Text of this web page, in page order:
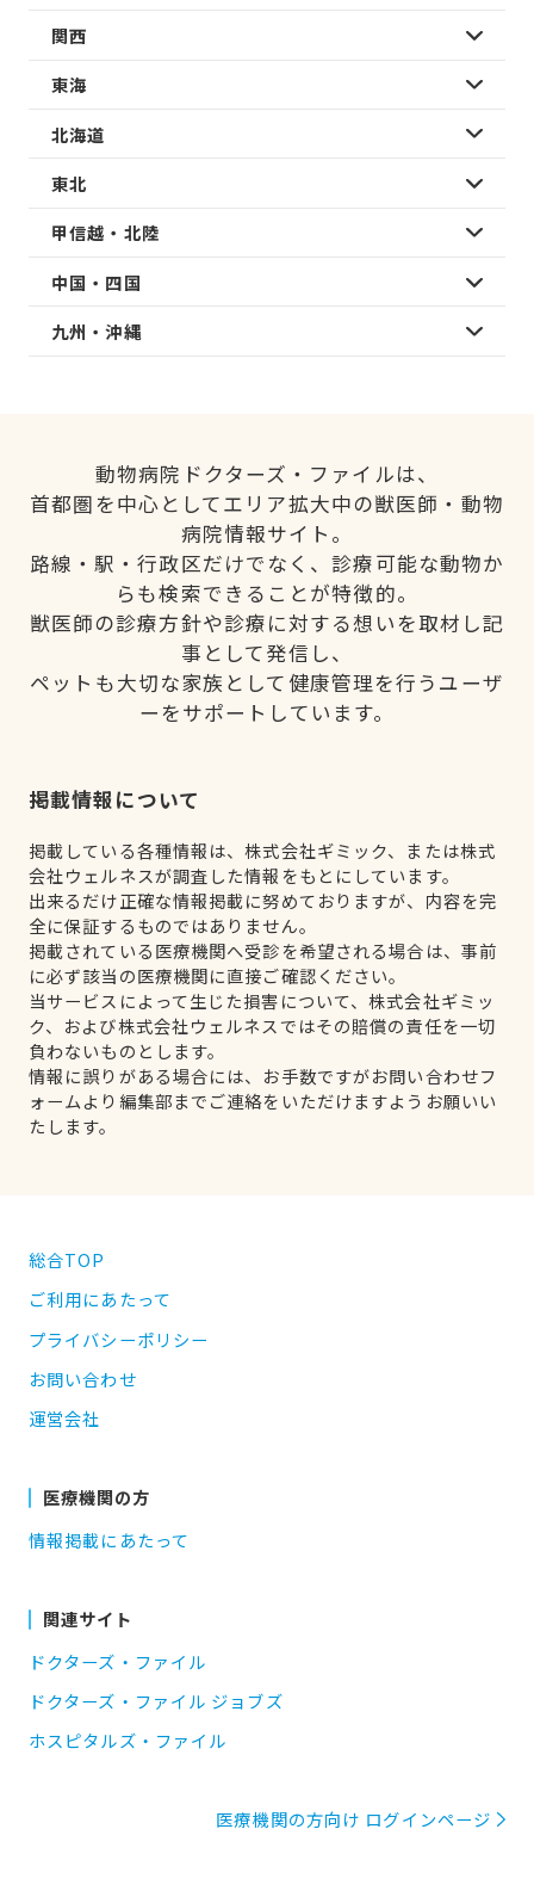
関西
東海
北海道
東北
甲信越・北陸
中国・四国
九州・沖縄
動物病院ドクターズ・ファイルは、
首都圏を中心としてエリア拡大中の獣医師・動物
病院情報サイト。
路線・駅・行政区だけでなく、診療可能な動物か
らも検索できることが特徴的。
獣医師の診療方針や診療に対する想いを取材し記
事として発信し、
ペットも大切な家族として健康管理を行うユーザ
ーをサポートしています。
掲載情報について
掲載している各種情報は、株式会社ギミック、または株式
会社ウェルネスが調査した情報をもとにしています。
出来るだけ正確な情報掲載に努めておりますが、内容を完
全に保証するものではありません。
掲載されている医療機関へ受診を希望される場合は、事前
に必ず該当の医療機関に直接ご確認ください。
当サービスによって生じた損害について、株式会社ギミッ
ク、および株式会社ウェルネスではその賠償の責任を一切
負わないものとします。
情報に誤りがある場合には、お手数ですがお問い合わせフ
ォームより編集部までご連絡をいただけますようお願いい
たします。
総合TOP
ご利用にあたって
プライバシーポリシー
お問い合わせ
運営会社
医療機関の方
情報掲載にあたって
関連サイト
ドクターズ・ファイル
ドクターズ・ファイル ジョブズ
ホスピタルズ・ファイル
医療機関の方向け ログインページ